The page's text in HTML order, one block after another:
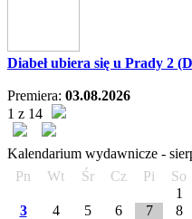
Diabeł ubiera się u Prady 2
Premiera: 03.08.2026
1 z 14
Kalendarium wydawnicze -
Pn
Wt Śr Cz Pi So
1
3
4 5 6 7 8